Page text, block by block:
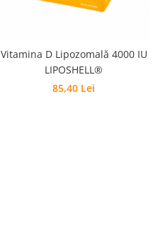
Vitamina D Lipozomală 4000 IU
LIPOSHELL®
85,40 Lei